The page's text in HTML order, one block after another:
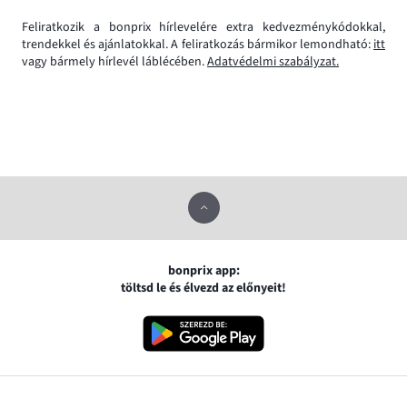
Feliratkozik a bonprix hírlevelére extra kedvezménykódokkal,
trendekkel és ajánlatokkal. A feliratkozás bármikor lemondható:itt
vagy bármely hírlevél láblécében.Adatvédelmi szabályzat.
bonprix app:
töltsd le és élvezd az előnyeit!